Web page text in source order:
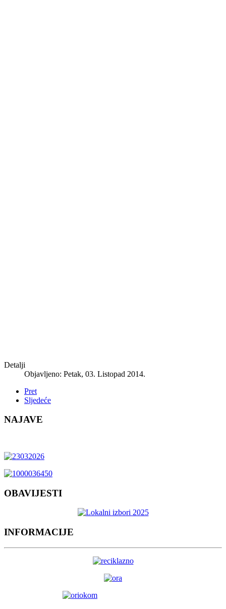
Detalji
Objavljeno: Petak, 03. Listopad 2014.
Pret
Sljedeće
NAJAVE
OBAVIJESTI
INFORMACIJE